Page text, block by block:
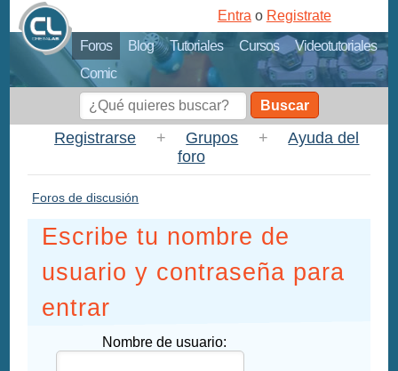
Foros Blog Tutoriales Cursos
Videotutoriales
Comic
Entra o Registrate
Buscar
Registrarse + Grupos +
Ayuda del
foro
Foros de discusión
Escribe tu nombre de
usuario y contraseña para
entrar
Nombre de usuario: